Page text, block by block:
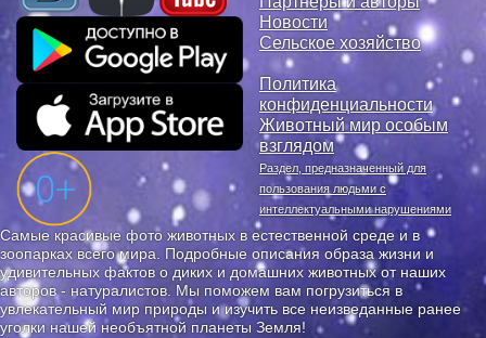
Новости
Сельское хозяйство
Политика
конфиденциальности
Животный мир особым
взглядом
Раздел, предназначенный для
пользования людьми с
интеллектуальными нарушениями
Самые красивые фото животных в естественной среде и в
зоопарках всего мира. Подробные описания образа жизни и
удивительных фактов о диких и домашних животных от наших
авторов - натуралистов. Мы поможем вам погрузиться в
увлекательный мир природы и изучить все неизведанные ранее
уголки нашей необъятной планеты Земля!